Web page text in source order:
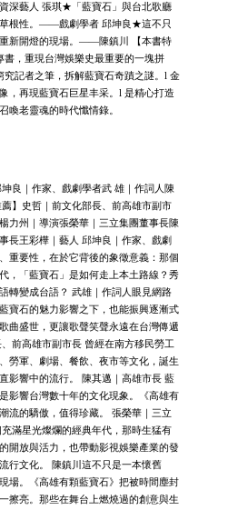
深藝人 張琪★「藍寶石」與台北歌廳
根性。——戲劇學者 邱坤良★這不只
新開燈的現場。——陳鎮川 【本書特
書，重現台灣娛樂史最重要的一塊拼
究記者之筆，拆解藍寶石奇蹟之謎。l 金
，再現藍寶石巨星丰采。l 是精心打造
喚老靈魂的時代懺情錄。
良｜作家、戲劇學者武 雄｜作詞人陳
】史哲｜前文化部長、前高雄市副市
力州｜導演張榮華｜三立集團董事長陳
長王彩樺｜藝人 邱坤良｜作家、戲劇
重要性，在於它背後的象徵意義：那個
，「藍寶石」是如何走上本土路線？秀
轉變成台語？ 武雄｜作詞人眼見網路
寶石的魅力影響之下，也能振興逐漸式
曲盛世，更讓歌聲笑聲永遠在台灣傳遞
前高雄市副市長 曾經在南方移民勞工
勞軍、劇場、餐飲、夜市等文化，誕生
影響中的流行。 陳其邁｜高雄市長 藍
影響台灣數十年的文化現象。《高雄有
流的驕傲，值得珍藏。 張榮華｜三立
滿星光燦爛的經典年代，那時生猛有
開放與活力，也帶動影視娛樂產業的發
行文化。 陳鎮川這不只是一本懷舊
場。《高雄有顆藍寶石》把被時間塵封
擦亮。那些在舞台上燃燒過的創意與生